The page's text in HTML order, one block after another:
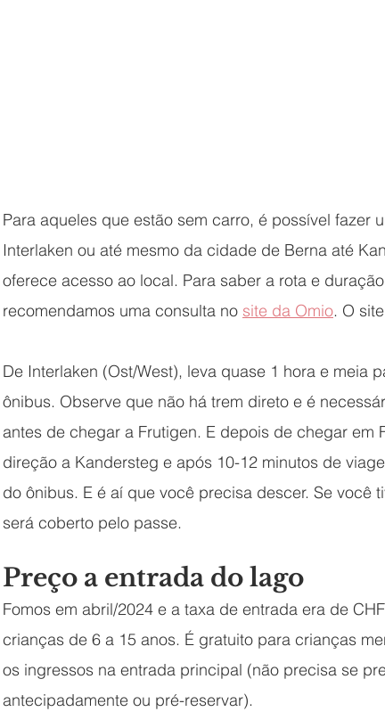
Para aqueles que estão sem carro, é possível fazer
Interlaken ou até mesmo da cidade de Berna até
oferece acesso ao local. Para saber a rota e
recomendamos uma consulta no site da Omio. O
De Interlaken (Ost/West), leva quase 1 hora e meia
ônibus. Observe que não há trem direto e é
antes de chegar a Frutigen. E depois de chegar em
direção a Kandersteg e após 10-12 minutos de
do ônibus. E é aí que você precisa descer. Se você
será coberto pelo passe.
Preço a entrada do lago
Fomos em abril/2024 e a taxa de entrada era de
crianças de 6 a 15 anos. É gratuito para crianças
os ingressos na entrada principal (não precisa se
antecipadamente ou pré-reservar).